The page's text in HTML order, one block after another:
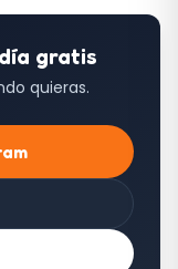
gratis
quieras.